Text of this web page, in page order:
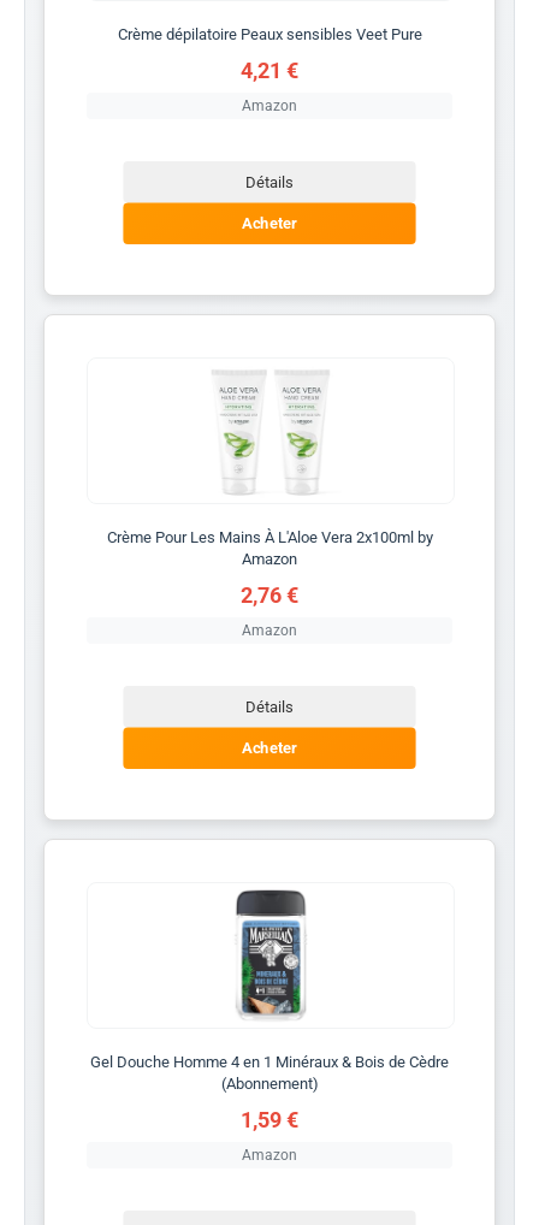
Crème dépilatoire Peaux sensibles Veet Pure
4,21 €
Amazon
Détails
Acheter
Crème Pour Les Mains À L'Aloe Vera 2x100ml by
Amazon
2,76 €
Amazon
Détails
Acheter
Gel Douche Homme 4 en 1 Minéraux & Bois de Cèdre
(Abonnement)
1,59 €
Amazon